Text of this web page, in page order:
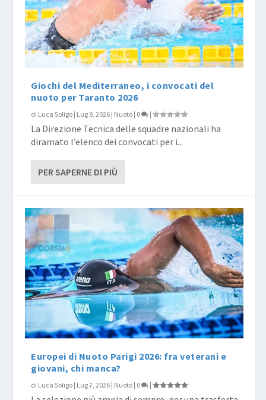
Giochi del Mediterraneo, i convocati del
nuoto per Taranto 2026
di Luca Soligo | Lug 9, 2026 | Nuoto | 0 |
La Direzione Tecnica delle squadre nazionali ha
diramato l’elenco dei convocati per i...
PER SAPERNE DI PIÙ
Europei di Nuoto Parigi 2026: fra veterani e
giovani, chi manca?
di Luca Soligo | Lug 7, 2026 | Nuoto | 0 |